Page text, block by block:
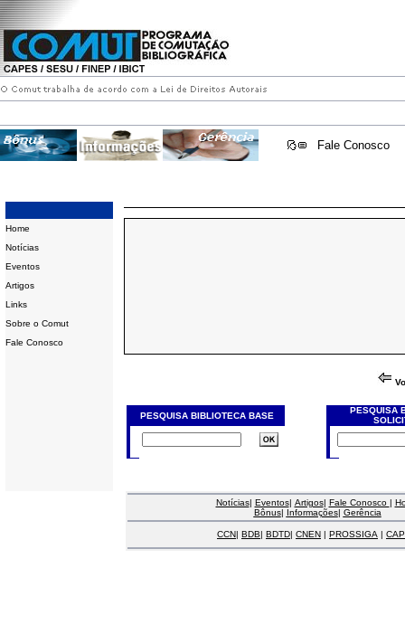
Fale Conosco
Home
Notícias
Eventos
Artigos
Links
Sobre o Comut
Fale Conosco
PESQUISA BIBLIOTECA BASE
PESQUISA
Notícias| Eventos| Artigos| Fale Conosco |
Bônus| Informações| Gerência
CCN| BDB| BDTD| CNEN | PROSSIGA |